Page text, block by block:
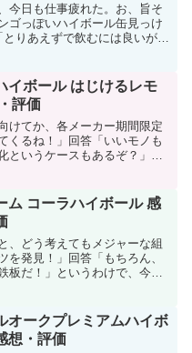
今日も仕事疲れた。お、旨そ
ゴっぽいハイボール缶見っけ
りあえずで飲むには良いが、
ムビームアップルハイボー
ちなみに、コチ...
イボール はじけるレモ
評価
けてか、各メーカー期間限定
くるね！」回答「いいモノも
というケースもあるぞ？」今
てか、どこも期間限定品出し
します…し...
ム コーラハイボール 感
、どう考えてもメジャーな組
を発見！」回答「もちろん、
板だ！」というわけで、今回
たいと思います！2021年9月
期間限...
オークプレミアムハイボ
・評価